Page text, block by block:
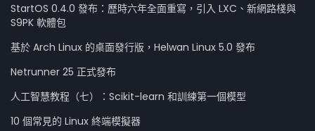
StartOS 0.4.0 發布：歷時六年全面重寫，引入 LXC、新網路棧與
S9PK 軟體包
基於 Arch Linux 的桌面發行版，Helwan Linux 5.0 發布
Netrunner 25 正式發布
人工智慧教程（七）：Scikit-learn 和訓練第一個模型
10 個常見的 Linux 終端模擬器